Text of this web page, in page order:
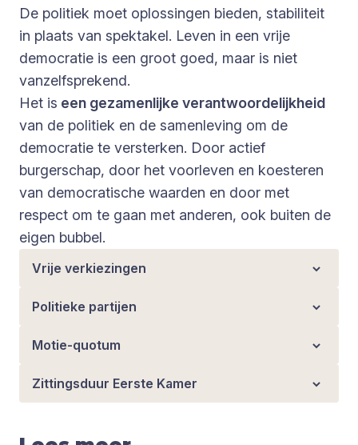
De politiek moet oplossingen bieden, stabiliteit
in plaats van spektakel. Leven in een vrije
democratie is een groot goed, maar is niet
vanzelfsprekend.
Het is een gezamenlijke verantwoordelijkheid
van de politiek en de samenleving om de
democratie te versterken. Door actief
burgerschap, door het voorleven en koesteren
van democratische waarden en door met
respect om te gaan met anderen, ook buiten de
eigen bubbel.
Vrije verkiezingen
Politieke partijen
Motie-quotum
Zittingsduur Eerste Kamer